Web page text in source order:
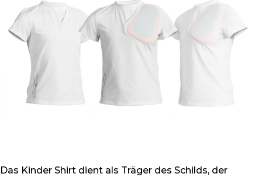
Das Kinder Shirt dient als Träger des Schilds, der